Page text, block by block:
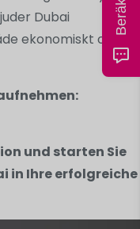
Dubai
ekonomiskt och
und starten Sie
in Ihre erfolgreiche